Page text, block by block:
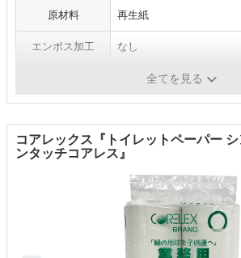
原材料 再生紙
エンボス加工 なし
全てを見る
コアレックス『トイレットペーパー
ンタッチコアレス』